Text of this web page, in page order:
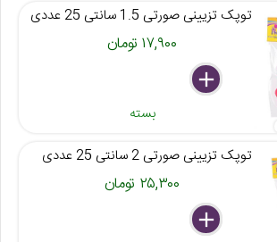
توپک تزیینی صورتی 1.5 سانتی 25 عددی
۱۷,۹۰۰ تومان
delete
remove
add
بسته
توپک تزیینی صورتی 2 سانتی 25 عددی
۲۵,۳۰۰ تومان
delete
remove
add